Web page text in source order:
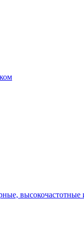
высокочастотные